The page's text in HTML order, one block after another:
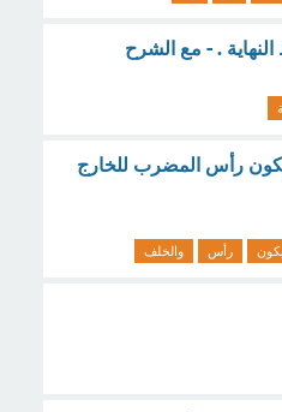
رأس المضرب للخارج
رأس والخلف